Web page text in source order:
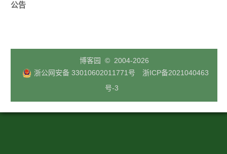
公告
博客园
© 2004-2026
浙公网安备 33010602011771号
浙ICP备2021040463
号-3